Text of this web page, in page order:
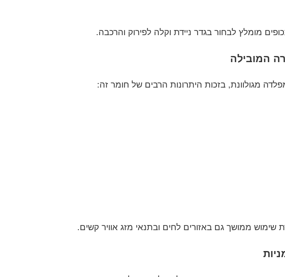
מומלץ לבחור בגדר ניידת וקלה לפירוק והרכבה.
המובילה
מגולוונת, בזכות היתרונות הרבים של חומר זה:
ממושך גם באזורים לחים ובתנאי מזג אוויר קשים.